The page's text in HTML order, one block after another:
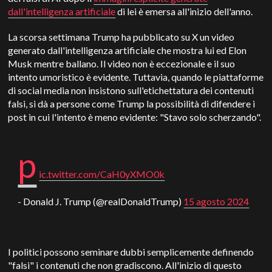
dall'intelligenza artificialedi lei è emersa all'inizio dell'anno.
La scorsa settimana Trump ha pubblicato su X un video
generato dall'intelligenza artificiale che mostra lui ed Elon
Musk mentre ballano. Il video non è eccezionale e il suo
intento umoristico è evidente. Tuttavia, quando le piattaforme
di social media non insistono sull'etichettatura dei contenuti
falsi, si dà a persone come Trump la possibilità di difendere i
post in cui l'intento è meno evidente: "Stavo solo scherzando".
p ic.twitter.com/CaH0yXMO0k
- Donald J. Trump (@realDonaldTrump) 15 agosto 2024
I politici possono seminare dubbi semplicemente definendo
"falsi" i contenuti che non gradiscono. All'inizio di questo